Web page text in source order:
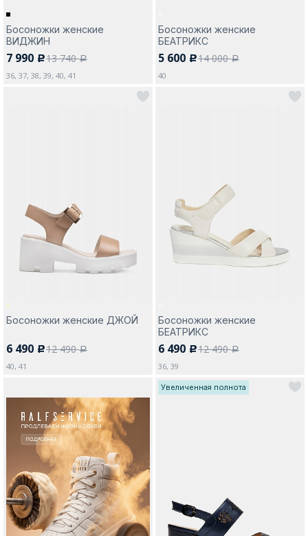
Босоножки женские
ВИДЖИН
7 990 c13 740a
36, 37, 38, 39, 40, 41
Босоножки женские
БЕАТРИКС
5 600 c14 000a
40
Босоножки женские ДЖОЙ
6 490 c12 490a
40, 41
Босоножки женские
БЕАТРИКС
6 490 c12 490a
36, 39
Увеличенная полнота